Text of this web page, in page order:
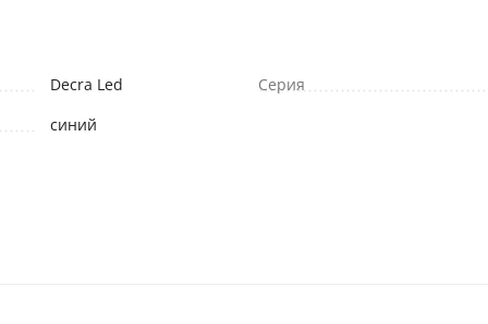
Decra Led
синий
Серия